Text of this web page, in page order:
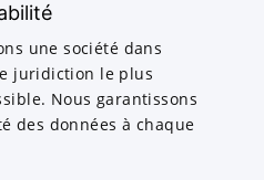
une société dans
juridiction le plus
Nous garantissons
des données à chaque